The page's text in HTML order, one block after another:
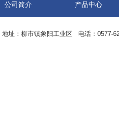
公司简介 产品中心
地址：柳市镇象阳工业区 电话：0577-